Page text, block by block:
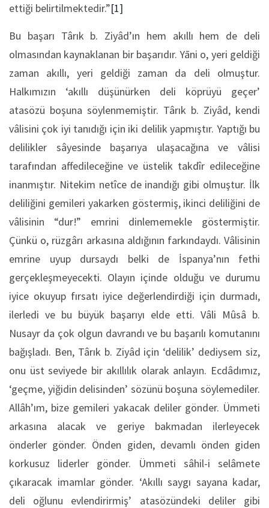
ettiği belirtilmektedir.”[1]
Bu başarı Târık b. Ziyâd’ın hem akıllı hem de deli
olmasından kaynaklanan bir başarıdır. Yāni o, yeri geldiği
zaman akıllı, yeri geldiği zaman da deli olmuştur.
Halkımızın ‘akıllı düşünürken deli köprüyü geçer’
atasözü boşuna söylenmemiştir. Târık b. Ziyâd, kendi
vâlisini çok iyi tanıdığı için iki delilik yapmıştır. Yaptığı bu
delilikler sâyesinde başarıya ulaşacağına ve vâlisi
tarafından affedileceğine ve üstelik takdîr edileceğine
inanmıştır. Nitekim netîce de inandığı gibi olmuştur. İlk
deliliğini gemileri yakarken göstermiş, ikinci deliliğini de
vâlisinin “dur!” emrini dinlememekle göstermiştir.
Çünkü o, rüzgârı arkasına aldığının farkındaydı. Vâlisinin
emrine uyup dursaydı belki de İspanya’nın fethi
gerçekleşmeyecekti. Olayın içinde olduğu ve durumu
iyice okuyup fırsatı iyice değerlendirdiği için durmadı,
ilerledi ve bu büyük başarıyı elde etti. Vâli Mûsâ b.
Nusayr da çok olgun davrandı ve bu başarılı komutanını
bağışladı. Ben, Târık b. Ziyâd için ‘delilik’ dediysem siz,
onu üst seviyede bir akıllılık olarak anlayın. Ecdâdımız,
‘geçme, yiğidin delisinden’ sözünü boşuna söylemediler.
Allâh’ım, bize gemileri yakacak deliler gönder. Ümmeti
arkasına alacak ve geriye bakmadan ilerleyecek
önderler gönder. Önden giden, devamlı önden giden
korkusuz liderler gönder. Ümmeti sâhil-i selâmete
çıkaracak imamlar gönder. ‘Akıllı saygı sayana kadar,
deli oğlunu evlendirirmiş’ atasözündeki deliler gibi